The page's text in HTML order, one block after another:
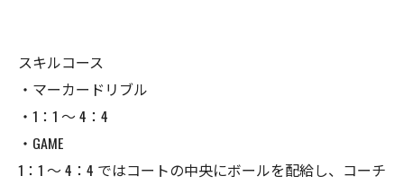
スキルコース
・マーカードリブル
・1：1 〜 4：4
・GAME
1：1 〜 4：4 ではコートの中央にボールを配給し、コーチ